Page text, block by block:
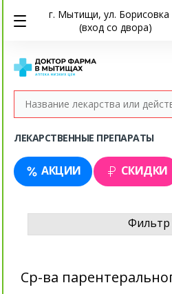
г. Мытищи, ул. Борисовка
(вход со двора)
ЛЕКАРСТВЕННЫЕ ПРЕПАРАТЫ
АКЦИИ СКИДКИ
Фильтр
Ср-ва